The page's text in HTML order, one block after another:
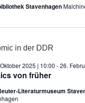
Stavenhagen
von früher
2025 | 10:00 -26.
Literaturmuseum